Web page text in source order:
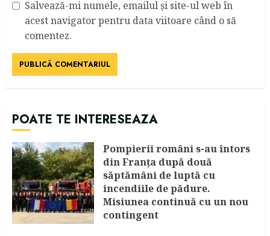
Salvează-mi numele, emailul și site-ul web în
acest navigator pentru data viitoare când o să
comentez.
POATE TE INTERESEAZA
Pompierii români s-au întors
din Franța după două
săptămâni de luptă cu
incendiile de pădure.
Misiunea continuă cu un nou
contingent